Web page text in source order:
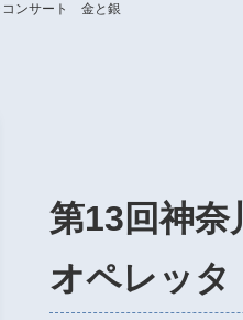
コンサート 金と銀
第13回神
オペレッ